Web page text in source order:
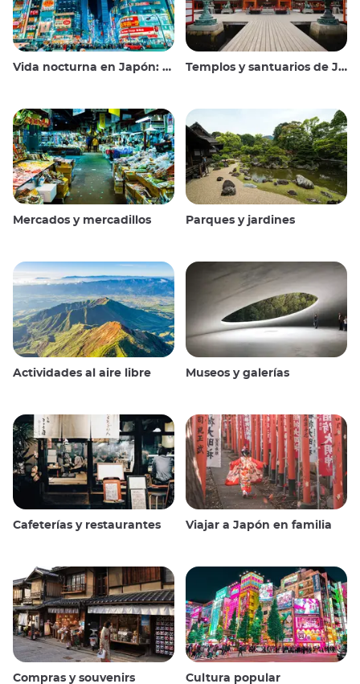
Vida nocturna en Japón: salir, ver y beber Templos y santuarios de Japón
Mercados y mercadillos Parques y jardines
Actividades al aire libre Museos y galerías
Cafeterías y restaurantes Viajar a Japón en familia
Compras y souvenirs Cultura popular